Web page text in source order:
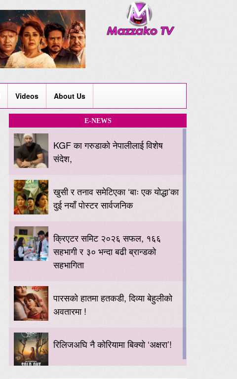
Videos About Us
E-NEWS
KGF का गरुडाको नेपालीलाई विशेष
संदेश,
खुसी र तनाव समेटिएका ‘बाः एक योद्धा’का
दुई नयाँ पोस्टर सार्वजनिक
क्रिएटर समिट २०२६ सफल, १६६
सहभागी र ३० भन्दा बढी ब्रान्डको
सहभागिता
पारसको हातमा हतकडी, दिव्या बेहुलीको
अवतारमा !
रिलिजअघि नै कोरियामा बिक्यो ‘अक्षरा’!